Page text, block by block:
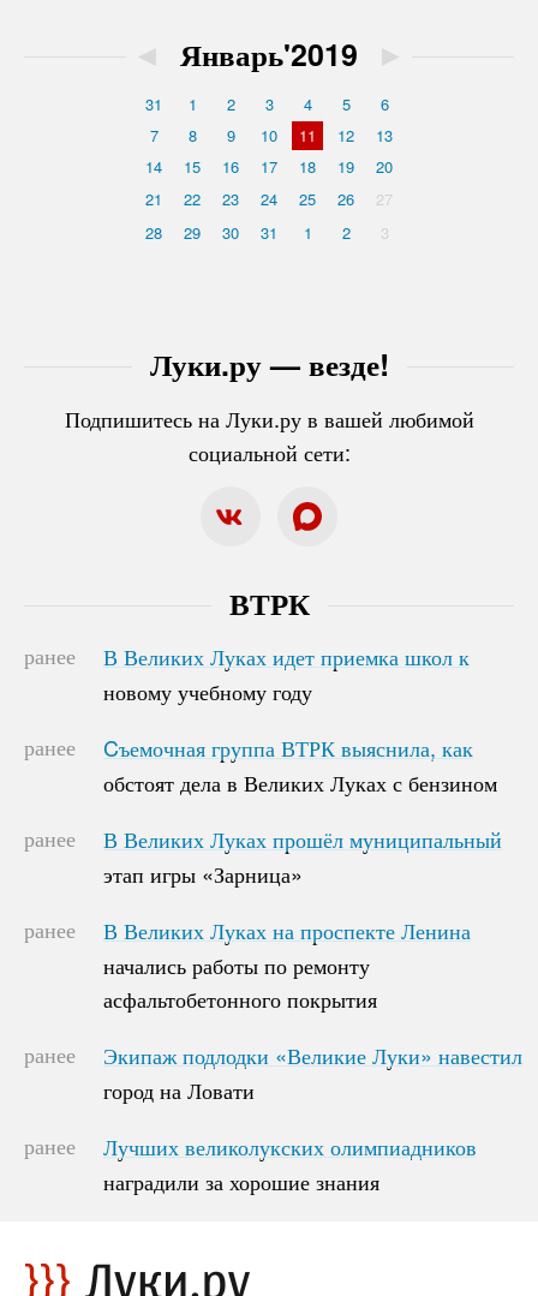
Луки.ру — везде!
Подпишитесь на Луки.ру в вашей любимой
социальной сети:
◄ Январь'2019 ►
31 1 2 3 4 5
6
7
8 9 10 11 12
13
14
15 16 17 18 19
20
21
22 23 24 25 26
27
28
29 30 31 1 2 3
ВТРК
ранее
В Великих Луках идет приемка школ к
новому учебному году
В Великих Луках идет приемка школ к
новому учебному году
ранее
Cъемочная группа ВТРК выяснила, как
обстоят дела в Великих Луках с бензином
Cъемочная группа ВТРК выяснила, как
обстоят дела в Великих Луках с бензином
ранее
В Великих Луках прошёл муниципальный
этап игры «Зарница»
В Великих Луках прошёл муниципальный
этап игры «Зарница»
ранее
В Великих Луках на проспекте Ленина
начались работы по ремонту
асфальтобетонного покрытия
В Великих Луках на проспекте Ленина
начались работы по ремонту
асфальтобетонного покрытия
ранее
Экипаж подлодки «Великие Луки» навестил
город на Ловати
Экипаж подлодки «Великие Луки» навестил
город на Ловати
ранее
Лучших великолукских олимпиадников
наградили за хорошие знания
Лучших великолукских олимпиадников
наградили за хорошие знания